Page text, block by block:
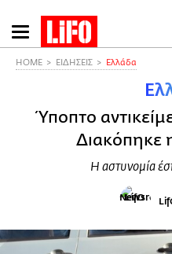
Παράκαμψη
προς
HOME ΕΙΔΗΣΕΙΣ Ελλάδα
Ύποπτο
Διακόπηκε
Η αστυνομία